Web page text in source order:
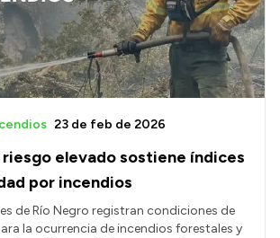
riesgo elevado sostiene índices
por incendios
23 de feb de 2026
de Río Negro registran condiciones de
la ocurrencia de incendios forestales y